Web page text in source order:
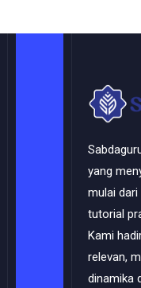
yang
mulai
tutorial
Kami
relevan,
dinamika